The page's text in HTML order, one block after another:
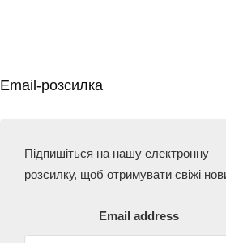
Email-розсилка
Підпишіться на нашу електронну
розсилку, щоб отримувати свіжі
Email address